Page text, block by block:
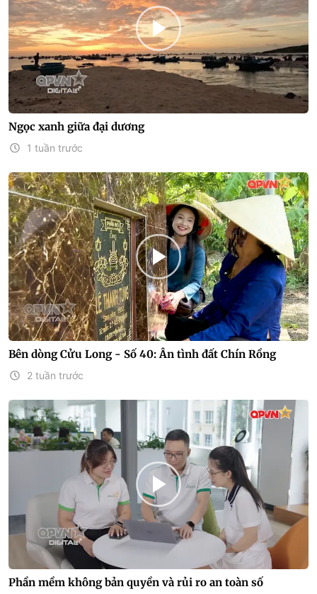
Ngọc xanh giữa đại dương
1 tuần trước
Bên dòng Cửu Long - Số 40: Ân tình đất Chín Rồng
2 tuần trước
Phần mềm không bản quyền và rủi ro an toàn số